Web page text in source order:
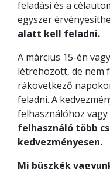
feladási és a
egyszer
alatt kell feladni.
A március 15-én
létrehozott, de nem
rákövetkező
feladni. A
felhasználóhoz
felhasználó több
kedvezményesen.
Mi büszkék